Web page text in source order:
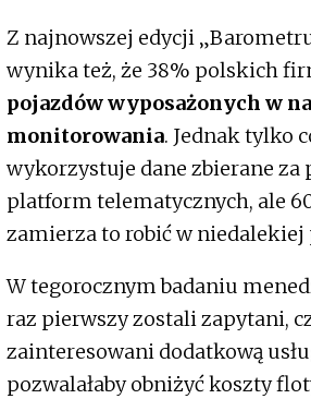
Z najnowszej edycji
wynika też, że 38% polskich
pojazdów wyposażonych w
monitorowania. Jednak tylko
wykorzystuje dane zbierane za
platform telematycznych, ale
zamierza to robić w niedalekiej
W tegorocznym badaniu
raz pierwszy zostali zapytani,
zainteresowani dodatkową
pozwalałaby obniżyć koszty